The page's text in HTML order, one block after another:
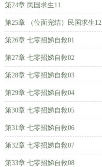
第24章 民国求生11
第25章 （位面完结）民国求生12
第26章 七零招娣自救01
第27章 七零招娣自救02
第28章 七零招娣自救03
第29章 七零招娣自救04
第30章 七零招娣自救05
第31章 七零招娣自救06
第32章 七零招娣自救07
第33章 七零招娣自救08